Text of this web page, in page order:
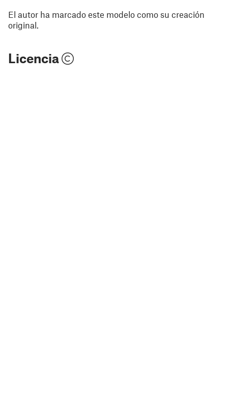
El autor ha marcado este modelo como su creación
original.
Licencia